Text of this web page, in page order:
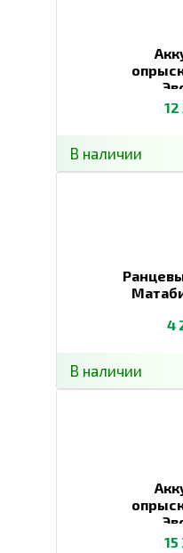
В наличии
4
В наличии